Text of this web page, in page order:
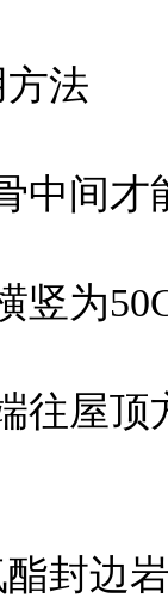
法
中间才
竖为
往屋
封边